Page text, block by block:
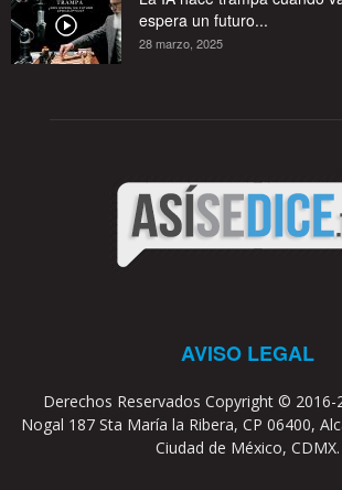
espera un futuro...
28 marzo, 2025
AVISO LEGAL
Derechos Reservados Copyright © 2016-
Nogal 187 Sta María la Ribera, CP 06400,
Ciudad de México, CDMX.